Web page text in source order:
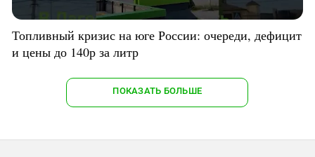
Топливный кризис на юге России: очереди, дефицит
и цены до 140р за литр
ПОКАЗАТЬ БОЛЬШЕ